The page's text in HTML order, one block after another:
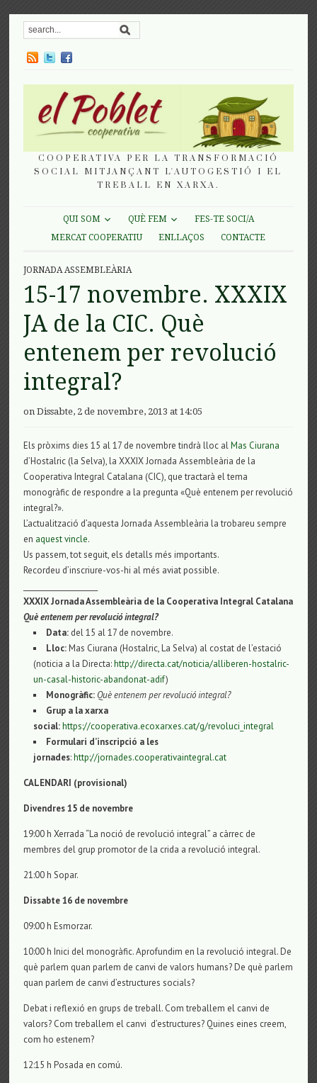
COOPERATIVA PER LA TRANSFORMACIÓ
SOCIAL MITJANÇANT L'AUTOGESTIÓ I EL
TREBALL EN XARXA.
QUI SOM QUÈ FEM
FES-TE SOCI/A
MERCAT COOPERATIU
ENLLAÇOS CONTACTE
JORNADA ASSEMBLEÀRIA
15-17 novembre. XXXIX
JA de la CIC. Què
entenem per revolució
integral?
on Dissabte, 2 de novembre, 2013 at 14:05
Els pròxims dies 15 al 17 de novembre tindrà lloc alMas Ciurana
d’Hostalric (la Selva), la XXXIX Jornada Assembleària de la
Cooperativa Integral Catalana (CIC), que tractarà el tema
monogràfic de respondre a la pregunta «Què entenem per revolució
integral?».
L’actualització d’aquesta Jornada Assembleària la trobareu sempre
en aquest vincle.
Us passem, tot seguit, els detalls més importants.
Recordeu d’inscriure-vos-hi al més aviat possible.
XXXIX Jornada Assembleària de la Cooperativa Integral Catalana
Què entenem per revolució integral?
Data: del 15 al 17 de novembre.
Lloc:Mas Ciurana (Hostalric, La Selva) al costat de l’estació
(noticia a la Directa:http://directa.cat/noticia/alliberen-hostalric-
un-casal-historic-abandonat-adif)
Monogràfic: Què entenem per revolució integral?
Grup a la xarxa
social:https://cooperativa.ecoxarxes.cat/g/revoluci_integral
Formulari d’inscripció a les
jornades:http://jornades.cooperativaintegral.cat
CALENDARI (provisional)
Divendres 15 de novembre
19:00 h Xerrada “La noció de revolució integral” a càrrec de
membres del grup promotor de la crida a revolució integral.
21:00 h Sopar.
Dissabte 16 de novembre
09:00 h Esmorzar.
10:00 h Inici del monogràfic. Aprofundim en la revolució integral. De
què parlem quan parlem de canvi de valors humans? De què parlem
quan parlem de canvi d’estructures socials?
Debat i reflexió en grups de treball. Com treballem el canvi de
valors? Com treballem el canvi d’estructures? Quines eines creem,
com ho estenem?
12:15 h Posada en comú.